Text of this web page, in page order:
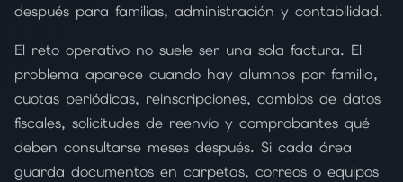
después para familias, administración y contabilidad.
El reto operativo no suele ser una sola factura. El
problema aparece cuando hay alumnos por familia,
cuotas periódicas, reinscripciones, cambios de datos
fiscales, solicitudes de reenvío y comprobantes qué
deben consultarse meses después. Si cada área
guarda documentos en carpetas, correos o equipos